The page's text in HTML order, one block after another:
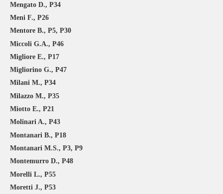
Mengato D., P34
Meni F., P26
Mentore B., P5, P30
Miccoli G.A., P46
Migliore E., P17
Migliorino G., P47
Milani M., P34
Milazzo M., P35
Miotto E., P21
Molinari A., P43
Montanari B., P18
Montanari M.S., P3, P9
Montemurro D., P48
Morelli L., P55
Moretti J., P53